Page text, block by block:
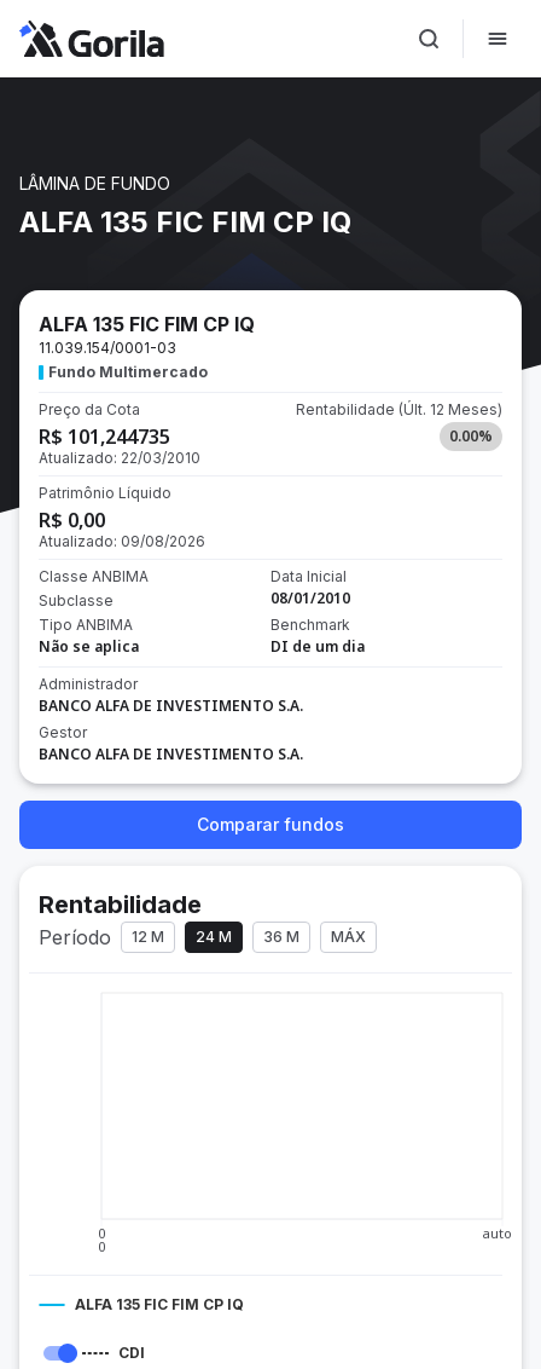
LÂMINA DE FUNDO
ALFA 135 FIC FIM CP IQ
ALFA 135 FIC FIM CP IQ
11.039.154/0001-03
Fundo Multimercado
Preço da Cota
R$ 101,244735
Atualizado: 22/03/2010
Rentabilidade (Últ. 12 Meses)
0.00%
Patrimônio Líquido
R$ 0,00
Atualizado: 09/08/2026
Classe ANBIMA
Subclasse
Tipo ANBIMA
Não se aplica
Data Inicial
08/01/2010
Benchmark
DI de um dia
Administrador
BANCO ALFA DE INVESTIMENTO S.A.
Gestor
BANCO ALFA DE INVESTIMENTO S.A.
Comparar fundos
Rentabilidade
Período 12 M 24 M 36 M MÁX
0
0
auto
ALFA 135 FIC FIM CP IQ
CDI